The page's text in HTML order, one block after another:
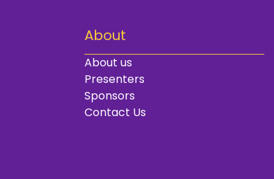
About
About us
Presenters
Sponsors
Contact Us